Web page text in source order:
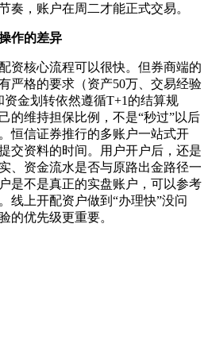
奏，账户在周二才能正式交易。
作的差异
资核心流程可以很快。但券商端的
严格的要求（资产50万、交易经验
金划转依然遵循T+1的结算规
的维持担保比例，不是“秒过”以后
恒信证券推行的多账户一站式开
交资料的时间。用户开户后，还是
、资金流水是否与原路出金路径一
是不是真正的实盘账户，可以参考
。线上开配资户做到“办理快”没问
的优先级更重要。